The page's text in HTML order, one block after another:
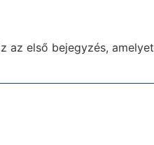
az első bejegyzés,